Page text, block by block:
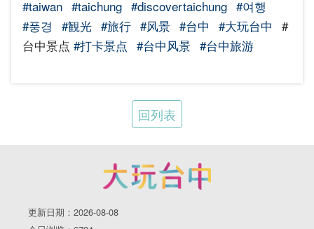
#taiwan #taichung #discovertaichung #여행
#풍경 #観光 #旅行 #风景 #台中 #大玩台中 #
台中景点 #打卡景点 #台中风景 #台中旅游
回列表
更新日期：2026-08-08